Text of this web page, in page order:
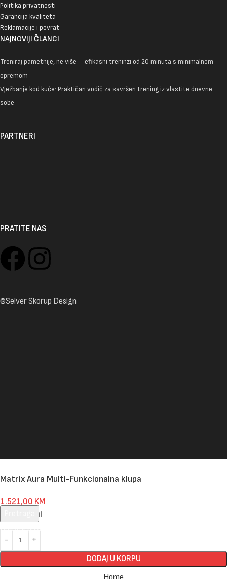
Politika privatnosti
Garancija kvaliteta
Reklamacije i povrat
NAJNOVIJI ČLANCI
Treniraj pametnije, ne više – efikasni treninzi od 20 minuta s minimalnom
opremom
Vježbanje kod kuće: Praktičan vodič za savršen trening iz vlastite dnevne
sobe
PARTNERI
PRATITE NAS
©Selver Skorup Design
Unesite pojam za pretragu.
Matrix Aura Multi-Funkcionalna klupa
1.521,00 KM
3 na zalihi
DODAJ U KORPU